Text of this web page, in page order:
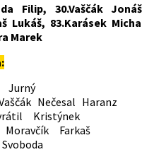
Filip, 30.Vaščák
Lukáš, 83.Karásek
Marek
Nečesal Haranz
Kristýnek
Moravčík Farkaš